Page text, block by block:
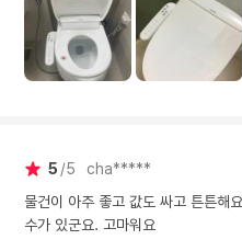
5 5 cha*****
물건이 아주 좋고 값도 싸고 튼튼해
수가 있군요. 고마워요